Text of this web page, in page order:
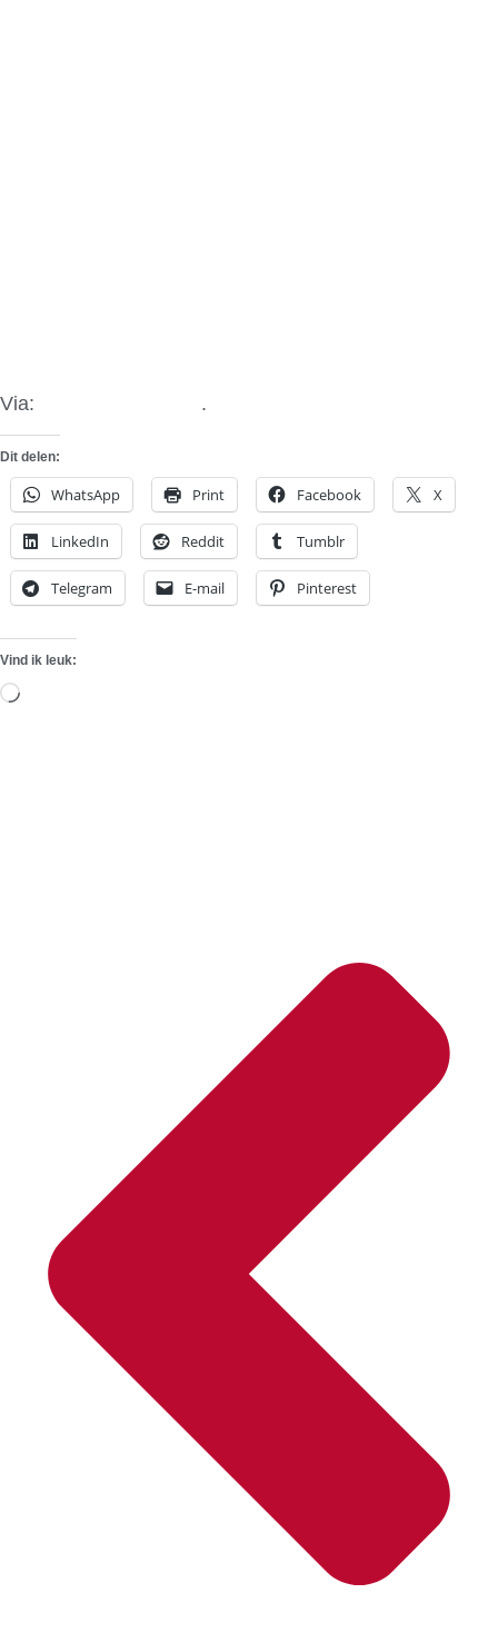
Via: .
Dit delen:
WhatsApp Print Facebook X
LinkedIn Reddit Tumblr
Telegram E-mail Pinterest
Vind ik leuk:
Aan